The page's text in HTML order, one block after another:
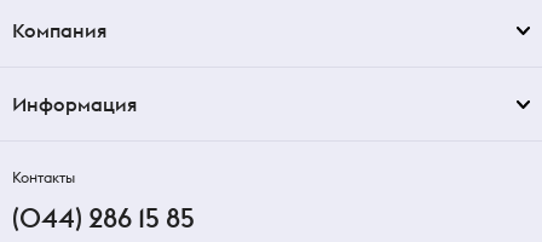
Компания
Информация
Контакты
(044) 286 15 85